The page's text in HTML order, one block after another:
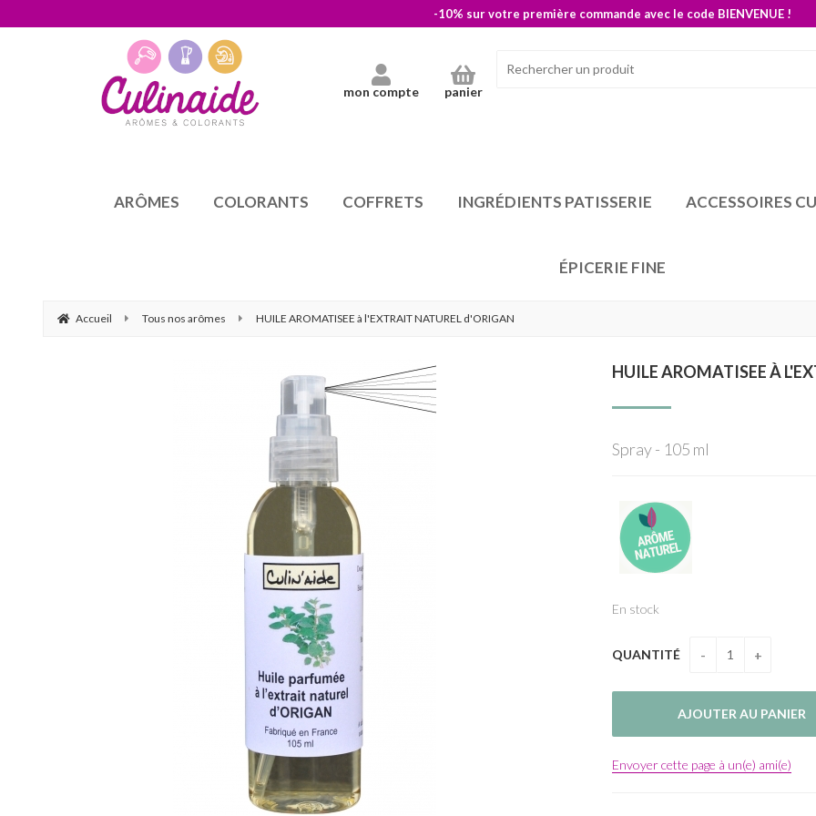
-10% sur votre première commande avec le code BIENVENUE !
mon compte panier
ARÔMES COLORANTS COFFRETS INGRÉDIENTS PATISSERIE ACCESSOIRES
ÉPICERIE FINE
Accueil Tous nos arômes HUILE AROMATISEE à l'EXTRAIT NATUREL d'ORIGAN
HUILE AROMATISEE À
Spray - 105 ml
En stock
QUANTITÉ
Envoyer cette page à un(e) ami(e)